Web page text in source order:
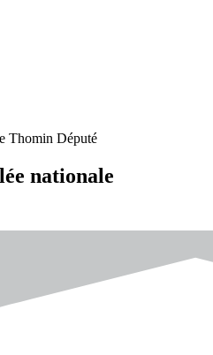
Thomin Député
nationale